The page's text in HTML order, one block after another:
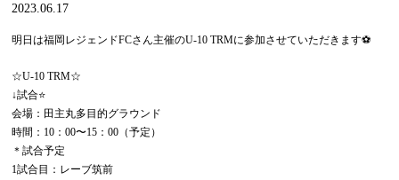
2023.06.17
明日は福岡レジェンドFCさん主催のU-10 TRMに参加させていただきます⚽️
☆U-10 TRM☆
↓試合⭐️
会場：田主丸多目的グラウンド
時間：10：00〜15：00（予定）
＊試合予定
1試合目：レーブ筑前